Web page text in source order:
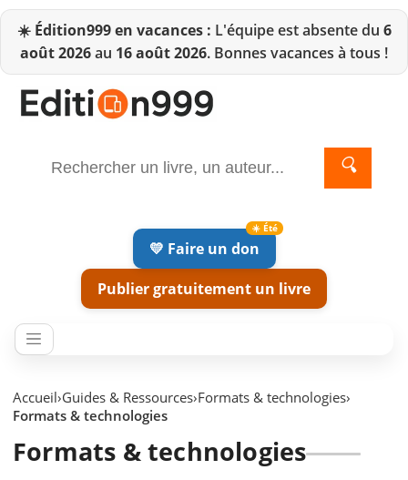
☀️ Édition999 en vacances : L'équipe est absente du 6
août 2026au 16 août 2026. Bonnes vacances à tous !
🔍
💛 Faire un don
Publier gratuitement un livre
Accueil›Guides & Ressources›Formats & technologies›
Formats & technologies
Formats & technologies